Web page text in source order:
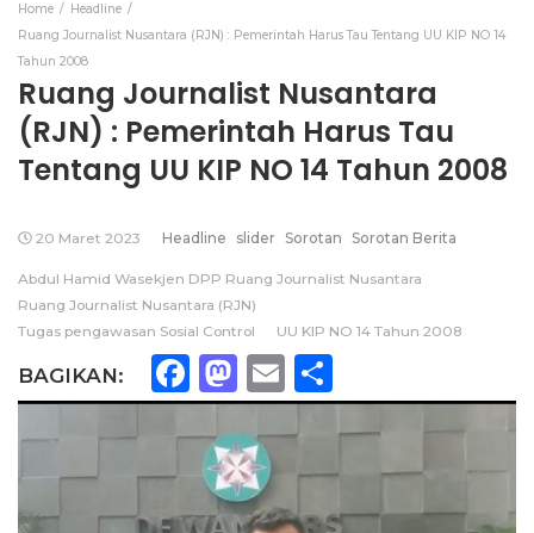
Home
Headline
Ruang Journalist Nusantara (RJN) : Pemerintah Harus Tau Tentang UU KIP NO 14
Tahun 2008
Ruang Journalist Nusantara
(RJN) : Pemerintah Harus Tau
Tentang UU KIP NO 14 Tahun 2008
20 Maret 2023 Headline slider Sorotan Sorotan Berita
Abdul Hamid Wasekjen DPP Ruang Journalist Nusantara
Ruang Journalist Nusantara (RJN)
Tugas pengawasan Sosial Control
UU KIP NO 14 Tahun 2008
BAGIKAN: Facebook
Mastodon
Email